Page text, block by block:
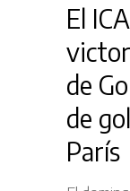
El
de
de
París